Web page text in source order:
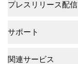
プレスリリース配信
サポート
関連サービス